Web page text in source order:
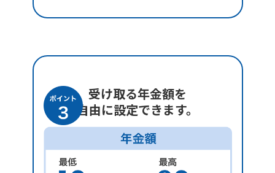
受け取る年金額を
自由に設定できます。